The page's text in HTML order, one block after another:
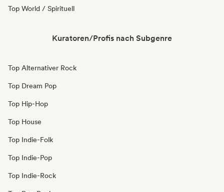
Top World / Spirituell
Kuratoren/Profis nach Subgenre
Top Alternativer Rock
Top Dream Pop
Top Hip-Hop
Top House
Top Indie-Folk
Top Indie-Pop
Top Indie-Rock